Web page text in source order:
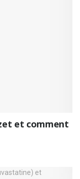
et comment